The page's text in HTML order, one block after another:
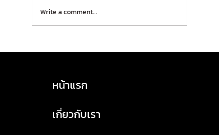
HASLA เปิดรับสมัครอบรม! หลักสูตร TSM
กุมภาพันธ์ 2569
Write a comment...
หน้าแรก
เกี่ยวกับเรา